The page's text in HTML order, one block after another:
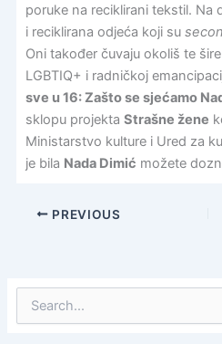
poruke na reciklirani tekstil. Na
i reciklirana odjeća koji su
Oni također čuvaju okoliš te
LGBTIQ+ i radničkoj
sve u 16: Zašto se sjećamo
sklopu projekta Strašne žene
Ministarstvo kulture i Ured za
je bila Nada Dimić možete
PREVIOUS